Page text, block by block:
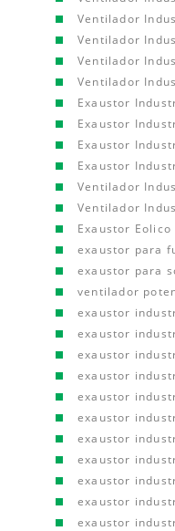
Ventilador
Ventilador
Ventilador
Ventilador
Exaustor
Exaustor
Exaustor
Exaustor
Ventilador
Ventilador
Exaustor Eolico
exaustor para
exaustor para
ventilador
exaustor
exaustor
exaustor
exaustor
exaustor
exaustor
exaustor
exaustor
exaustor
exaustor
exaustor